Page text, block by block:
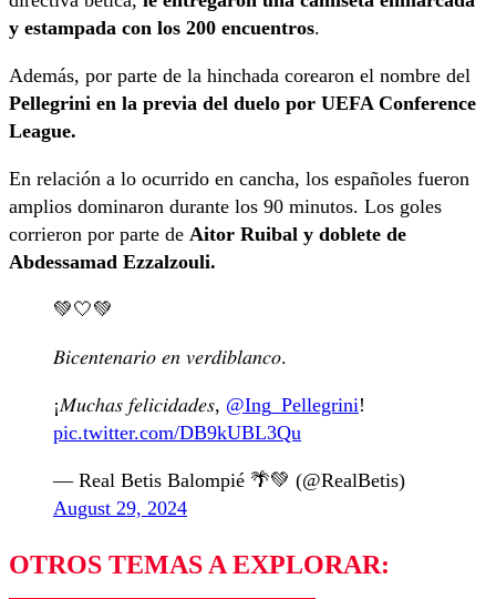
y estampada con los 200 encuentros.
Además, por parte de la hinchada corearon el nombre del
Pellegrini en la previa del duelo por UEFA Conference
League.
En relación a lo ocurrido en cancha, los españoles fueron
amplios dominaron durante los 90 minutos. Los goles
corrieron por parte de Aitor Ruibal y doblete de
Abdessamad Ezzalzouli.
💚🤍💚
𝐵𝑖𝑐𝑒𝑛𝑡𝑒𝑛𝑎𝑟𝑖𝑜 𝑒𝑛 𝑣𝑒𝑟𝑑𝑖𝑏𝑙𝑎𝑛𝑐𝑜.
¡𝑀𝑢𝑐ℎ𝑎𝑠 𝑓𝑒𝑙𝑖𝑐𝑖𝑑𝑎𝑑𝑒𝑠, @Ing_Pellegrini!
pic.twitter.com/DB9kUBL3Qu
— Real Betis Balompié 🌴💚 (@RealBetis)
August 29, 2024
OTROS TEMAS A EXPLORAR: